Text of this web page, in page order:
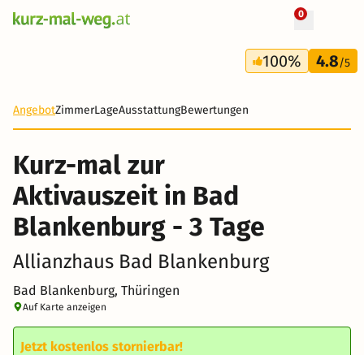
0
3 Tage
117 €
+ 26 Fotos
100% 4.8/5
AngebotZimmerLageAusstattungBewertungen
Kurz-mal zur
Aktivauszeit in Bad
Blankenburg - 3 Tage
Allianzhaus Bad Blankenburg
Bad Blankenburg, Thüringen
Auf Karte anzeigen
Jetzt kostenlos stornierbar!